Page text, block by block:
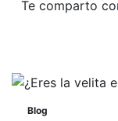
Te comparto
Blog